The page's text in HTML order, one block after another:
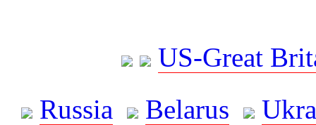
US-Great
Russia
Belarus